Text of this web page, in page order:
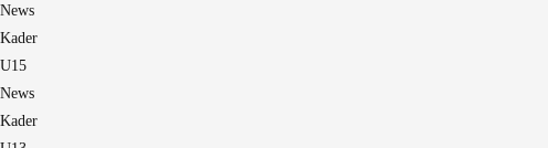
News
Kader
U15
News
Kader